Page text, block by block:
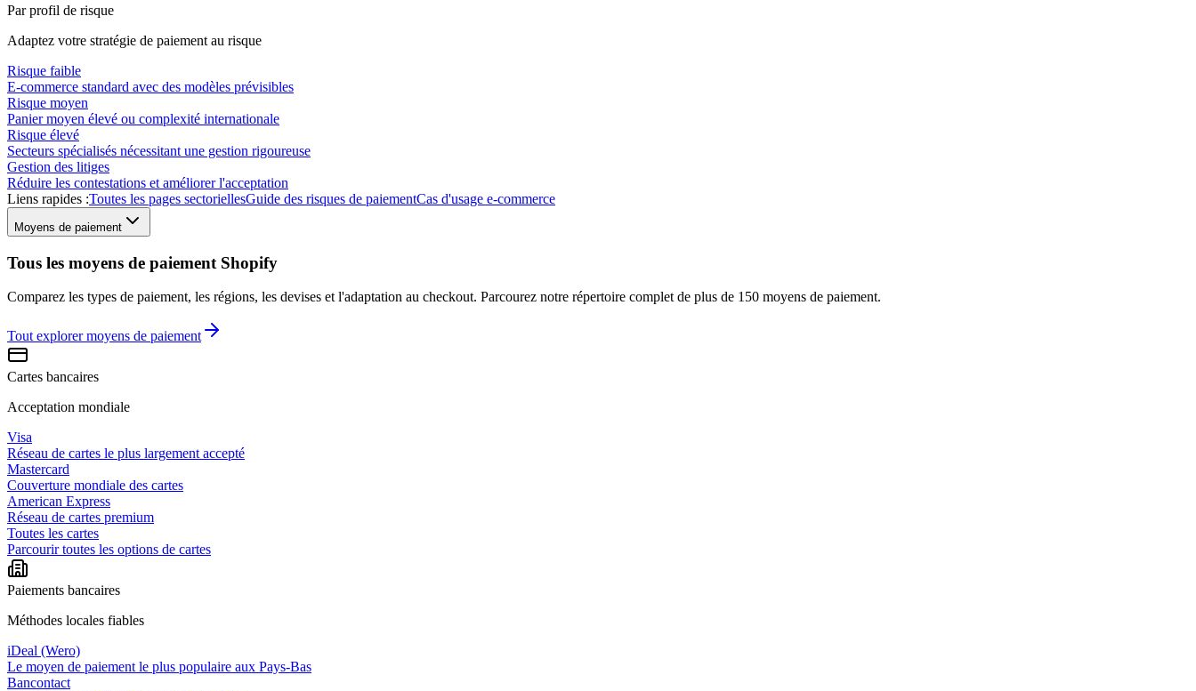
Par profil de risque
Adaptez votre stratégie de paiement au risque
Risque faible
E-commerce standard avec des modèles prévisibles
Risque moyen
Panier moyen élevé ou complexité internationale
Risque élevé
Secteurs spécialisés nécessitant une gestion rigoureuse
Gestion des litiges
Réduire les contestations et améliorer l'acceptation
Liens rapides :Toutes les pages sectoriellesGuide des risques de paiementCas d'usage e-commerce
Moyens de paiement
Tous les moyens de paiement Shopify
Comparez les types de paiement, les régions, les devises et l'adaptation au checkout. Parcourez notre répertoire complet de plus de 150 moyens de paiement.
Tout explorer moyens de paiement
Cartes bancaires
Acceptation mondiale
Visa
Réseau de cartes le plus largement accepté
Mastercard
Couverture mondiale des cartes
American Express
Réseau de cartes premium
Toutes les cartes
Parcourir toutes les options de cartes
Paiements bancaires
Méthodes locales fiables
iDeal (Wero)
Le moyen de paiement le plus populaire aux Pays-Bas
Bancontact